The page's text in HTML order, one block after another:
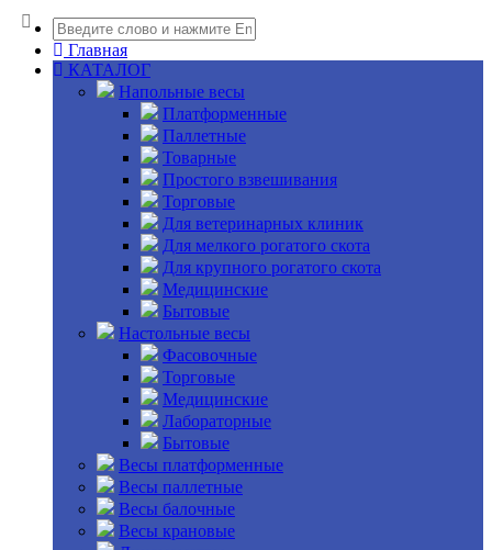
Главная
КАТАЛОГ
Напольные весы
Платформенные
Паллетные
Товарные
Простого взвешивания
Торговые
Для ветеринарных клиник
Для мелкого рогатого скота
Для крупного рогатого скота
Медицинские
Бытовые
Настольные весы
Фасовочные
Торговые
Медицинские
Лабораторные
Бытовые
Весы платформенные
Весы паллетные
Весы балочные
Весы крановые